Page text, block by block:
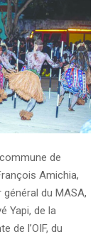
de
Amichia,
général du MASA,
Yapi, de la
de l’OIF, du